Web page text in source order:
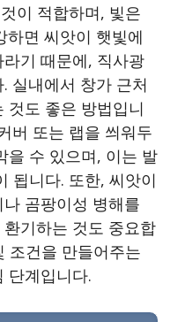
이 적합하며, 빛은
하면 씨앗이 햇빛에
기 때문에, 직사광
실내에서 창가 근처
것도 좋은 방법입니
버 또는 랩을 씌워두
을 수 있으며, 이는 발
됩니다. 또한, 씨앗이
곰팡이성 병해를
기하는 것도 중요합
조건을 만들어주는
단계입니다.